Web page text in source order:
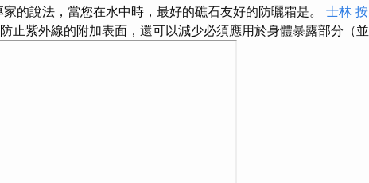
的說法，當您在水中時，最好的礁石友好的防曬霜是。 士林 按
止紫外線的附加表面，還可以減少必須應用於身體暴露部分（並